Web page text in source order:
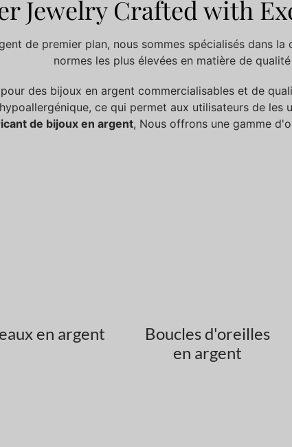
Jewelry Crafted with
de premier plan, nous sommes spécialisés dans
normes les plus élevées en matière de
des bijoux en argent commercialisables et de
ce qui permet aux utilisateurs de
de bijoux en argent, Nous offrons une gamme
en argent
Boucles d'oreilles
en argent